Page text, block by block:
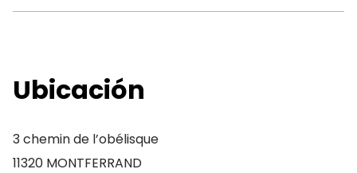
Ubicación
3 chemin de l’obélisque
11320 MONTFERRAND